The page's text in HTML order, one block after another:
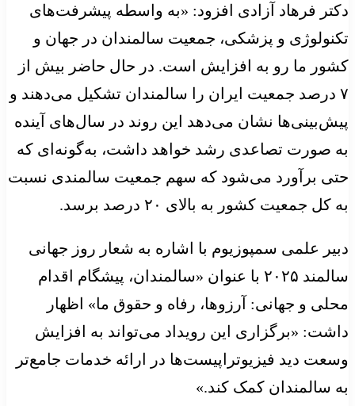
دکتر فرهاد آزادی افزود: «به واسطه پیشرفت‌های
تکنولوژی و پزشکی، جمعیت سالمندان در جهان و
کشور ما رو به افزایش است. در حال حاضر بیش از
۷ درصد جمعیت ایران را سالمندان تشکیل می‌دهند و
پیش‌بینی‌ها نشان می‌دهد این روند در سال‌های آینده
به صورت تصاعدی رشد خواهد داشت، به‌گونه‌ای که
حتی برآورد می‌شود که سهم جمعیت سالمندی نسبت
به کل جمعیت کشور به بالای ۲۰ درصد برسد.
دبیر علمی سمپوزیوم با اشاره به شعار روز جهانی
سالمند ۲۰۲۵ با عنوان «سالمندان، پیشگام اقدام
محلی و جهانی: آرزوها، رفاه و حقوق ما» اظهار
داشت: «برگزاری این رویداد می‌تواند به افزایش
وسعت دید فیزیوتراپیست‌ها در ارائه خدمات جامع‌تر
به سالمندان کمک کند.»